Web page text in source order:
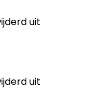
uit
uit